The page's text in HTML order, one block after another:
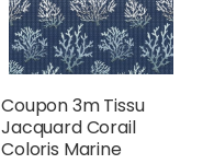
Coupon 3m Tissu
Jacquard Corail
Coloris Marine